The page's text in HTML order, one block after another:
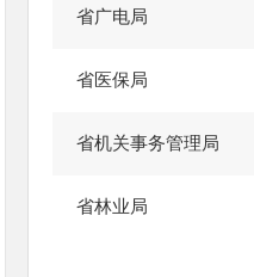
省广电局
省医保局
省机关事务管理局
省林业局